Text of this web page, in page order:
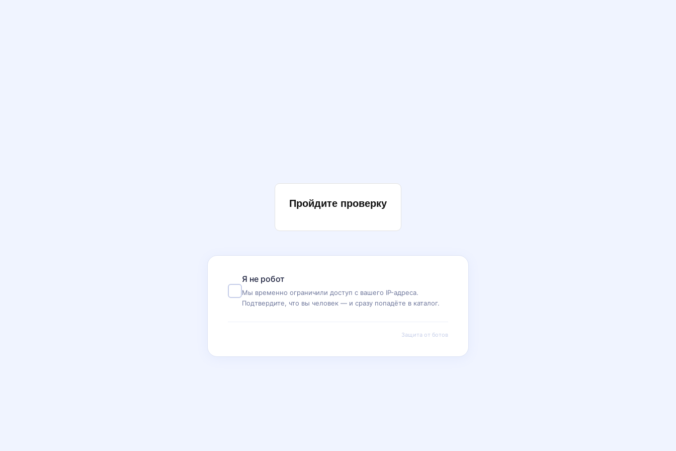
Пройдите проверку
Я не робот
Мы временно ограничили доступ с вашего IP-адреса.
Подтвердите, что вы человек — и сразу попадёте в каталог.
Защита от ботов